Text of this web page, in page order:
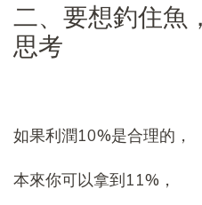
二、要想釣住魚
思考
如果利潤10%是合理的，
本來你可以拿到11%，